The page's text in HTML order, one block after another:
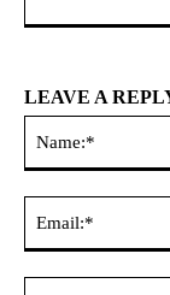
LEAVE A